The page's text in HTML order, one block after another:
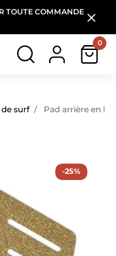
TOUTE COMMANDE
0
de surf Pad arrière en
-25%